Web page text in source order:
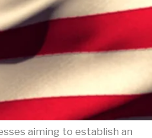
aiming to establish an